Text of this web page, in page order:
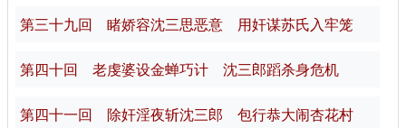
第三十九回 睹娇容沈三思恶意 用奸谋苏氏入牢笼
第四十回 老虔婆设金蝉巧计 沈三郎蹈杀身危机
第四十一回 除奸淫夜斩沈三郎 包行恭大闹杏花村